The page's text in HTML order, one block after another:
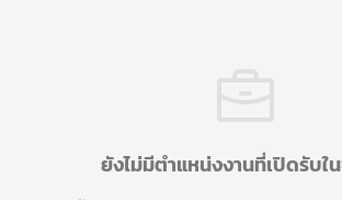
ยังไม่มีตำแหน่งงานที่เปิดรับใ